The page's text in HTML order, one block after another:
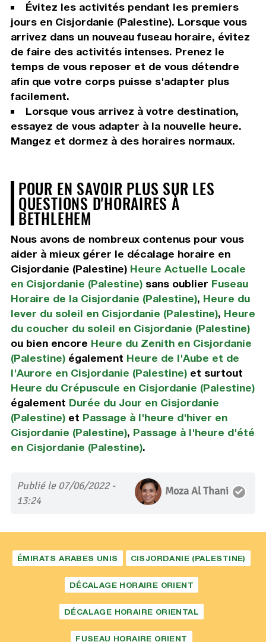
Évitez les activités pendant les premiers
jours en Cisjordanie (Palestine). Lorsque vous
arrivez dans un nouveau fuseau horaire, évitez
de faire des activités intenses. Prenez le
temps de vous reposer et de vous détendre
afin que votre corps puisse s'adapter plus
facilement.
Lorsque vous arrivez à votre destination,
essayez de vous adapter à la nouvelle heure.
Mangez et dormez à des horaires normaux.
POUR EN SAVOIR PLUS SUR LES
QUESTIONS D'HORAIRES À
BETHLEHEM
Nous avons de nombreux contenus pour vous
aider à mieux gérer le décalage horaire en
Cisjordanie (Palestine) Heure Actuelle Locale
en Cisjordanie (Palestine)sans oublier Fuseau
Horaire de la Cisjordanie (Palestine), Heure du
lever du soleil en Cisjordanie (Palestine), Heure
du coucher du soleil en Cisjordanie (Palestine)
ou bien encore Heure du Zenith en Cisjordanie
(Palestine)également Heure de l'Aube et de
l'Aurore en Cisjordanie (Palestine)et surtout
Heure du Crépuscule en Cisjordanie (Palestine)
également Durée du Jour en Cisjordanie
(Palestine)et Passage à l'heure d'hiver en
Cisjordanie (Palestine), Passage à l'heure d'été
en Cisjordanie (Palestine).
Publié le 07/06/2022 -
13:24
Moza Al Thani
ÉMIRATS ARABES UNIS CISJORDANIE (PALESTINE)
DÉCALAGE HORAIRE ORIENT
DÉCALAGE HORAIRE ORIENTAL
FUSEAU HORAIRE ORIENT